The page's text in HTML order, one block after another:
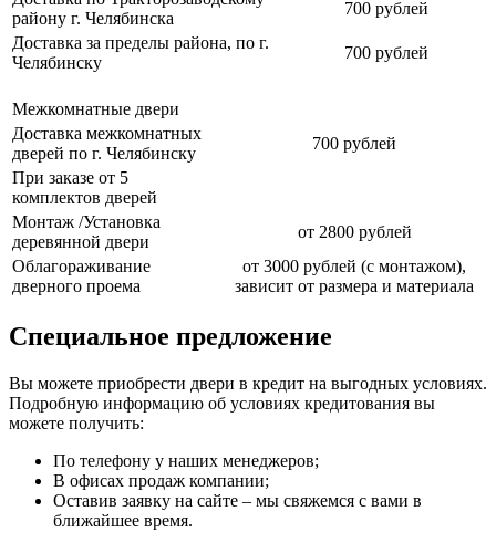
району г. Челябинска
700 рублей
Доставка за пределы района, по г.
Челябинску
700 рублей
Межкомнатные двери
Доставка межкомнатных
дверей по г. Челябинску
700 рублей
При заказе от 5
комплектов дверей
Монтаж /Установка
деревянной двери
от 2800 рублей
Облагораживание
дверного проема
от 3000 рублей (с монтажом),
зависит от размера и материала
Специальное предложение
Вы можете приобрести двери в кредит на выгодных условиях.
Подробную информацию об условиях кредитования вы
можете получить:
По телефону у наших менеджеров;
В офисах продаж компании;
Оставив заявку на сайте – мы свяжемся с вами в
ближайшее время.